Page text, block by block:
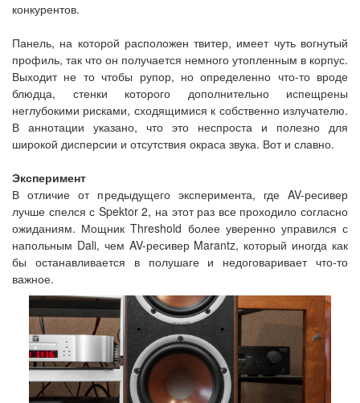
конкурентов.
Панель, на которой расположен твитер, имеет чуть вогнутый
профиль, так что он получается немного утопленным в корпус.
Выходит не то чтобы рупор, но определенно что-то вроде
блюдца, стенки которого дополнительно испещрены
неглубокими рисками, сходящимися к собственно излучателю.
В аннотации указано, что это неспроста и полезно для
широкой дисперсии и отсутствия окраса звука. Вот и славно.
Эксперимент
В отличие от предыдущего эксперимента, где AV-ресивер
лучше спелся с Spektor 2, на этот раз все проходило согласно
ожиданиям. Мощник Threshold более уверенно управился с
напольным Dali, чем AV-ресивер Marantz, который иногда как
бы останавливается в полушаге и недоговаривает что-то
важное.